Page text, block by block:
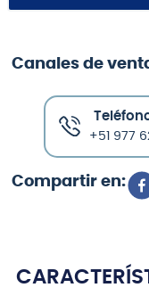
Canales de
+51 977